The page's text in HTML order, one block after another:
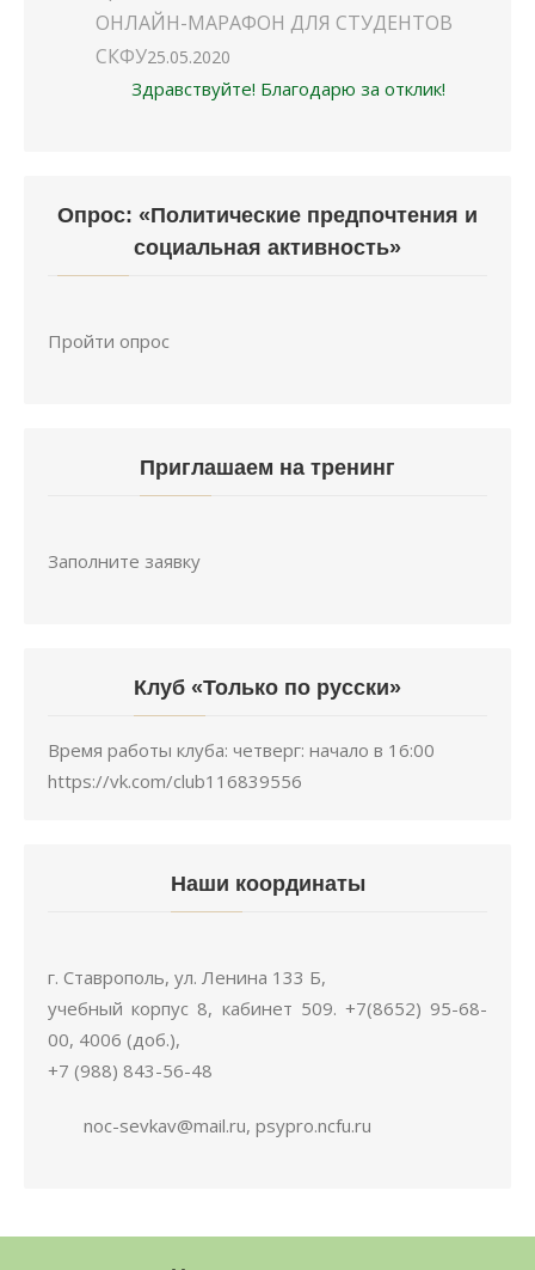
ОНЛАЙН-МАРАФОН ДЛЯ СТУДЕНТОВ
СКФУ25.05.2020
Здравствуйте! Благодарю за отклик!
Опрос: «Политические предпочтения и
социальная активность»
Пройти опрос
Приглашаем на тренинг
Заполните заявку
Клуб «Только по русски»
Время работы клуба: четверг: начало в 16:00
https://vk.com/club116839556
Наши координаты
г. Ставрополь, ул. Ленина 133 Б,
учебный корпус 8, кабинет 509. +7(8652) 95-68-
00, 4006 (доб.),
+7 (988) 843-56-48
noc-sevkav@mail.ru, psypro.ncfu.ru